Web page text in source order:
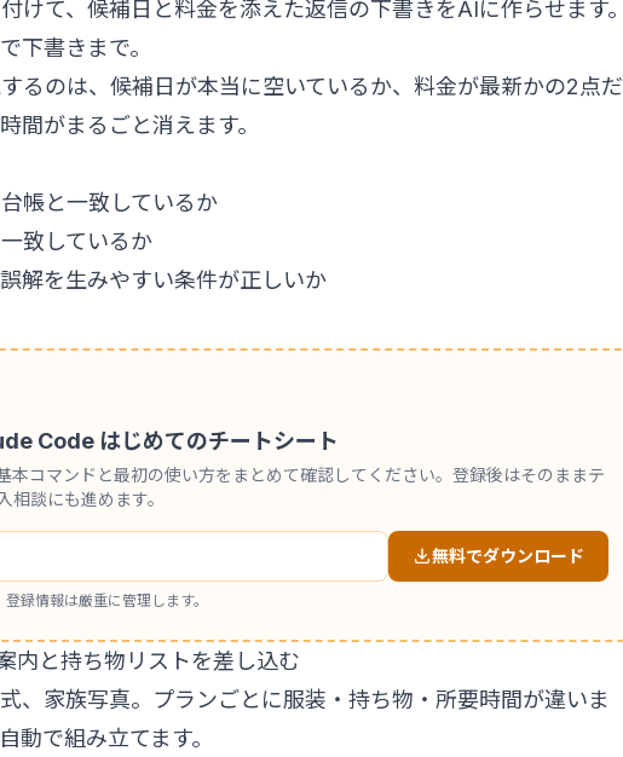
けて、候補日と料金を添えた返信の下書きをAIに作らせます
下書きまで。
るのは、候補日が本当に空いているか、料金が最新かの2点だ
間がまるごと消えます。
帳と一致しているか
致しているか
解を生みやすい条件が正しいか
Code はじめてのチートシート
本コマンドと最初の使い方をまとめて確認してください。登録後はそのままテ
相談にも進めます。
無料でダウンロード
録情報は厳重に管理します。
内と持ち物リストを差し込む
、家族写真。プランごとに服装・持ち物・所要時間が違いま
動で組み立てます。